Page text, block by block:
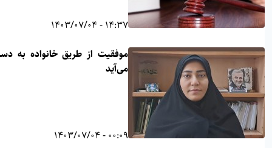
14:37 - 1403/07/04
موفقیت از طریق خانواده به دست
می‌آید
00:09 - 1403/07/04